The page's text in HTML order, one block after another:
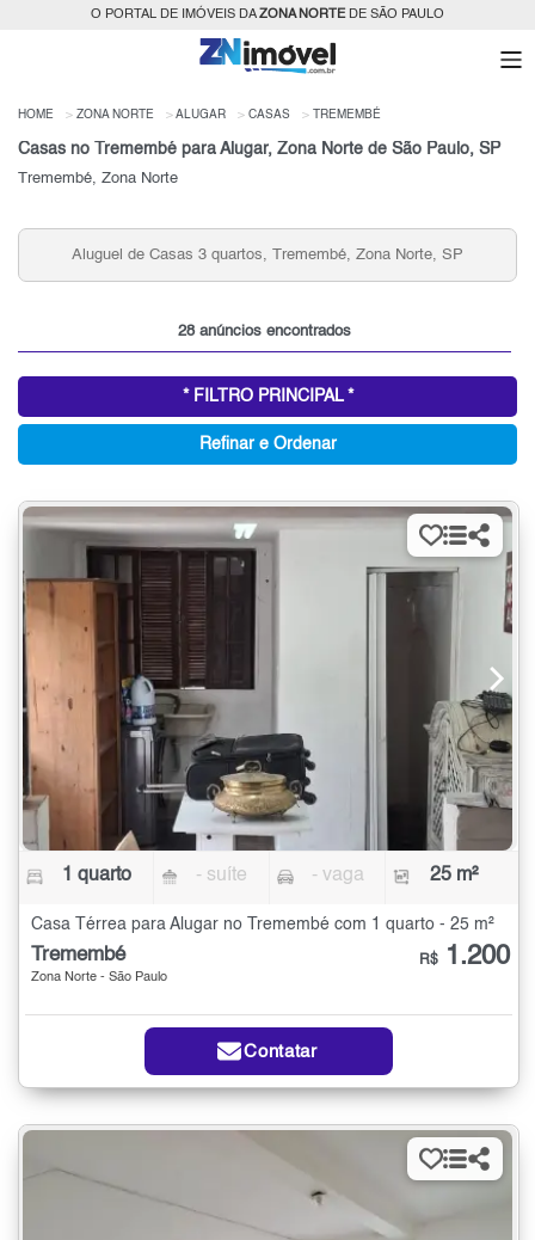
O PORTAL DE IMÓVEIS DAZONA NORTEDE SÃO PAULO
HOME ZONA NORTE ALUGAR CASAS TREMEMBÉ
Casas no Tremembé para Alugar, Zona Norte de São Paulo, SP
Tremembé, Zona Norte
Aluguel de Casas 2 quartos, Tremembé, Zona Norte, SP
28 anúncios encontrados
* FILTRO PRINCIPAL *
Refinar e Ordenar
1 quarto - suíte - vaga 25 m²
Casa Térrea para Alugar no Tremembé com 1 quarto - 25 m²
Tremembé
Zona Norte - São Paulo
R$ 1.200
Contatar